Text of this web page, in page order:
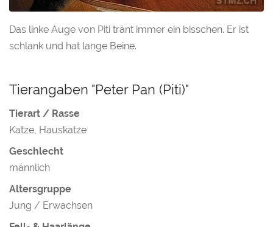
Das linke Auge von Piti tränt immer ein bisschen. Er ist
schlank und hat lange Beine.
Tierangaben "Peter Pan (Piti)"
Tierart / Rasse
Katze, Hauskatze
Geschlecht
männlich
Altersgruppe
Jung / Erwachsen